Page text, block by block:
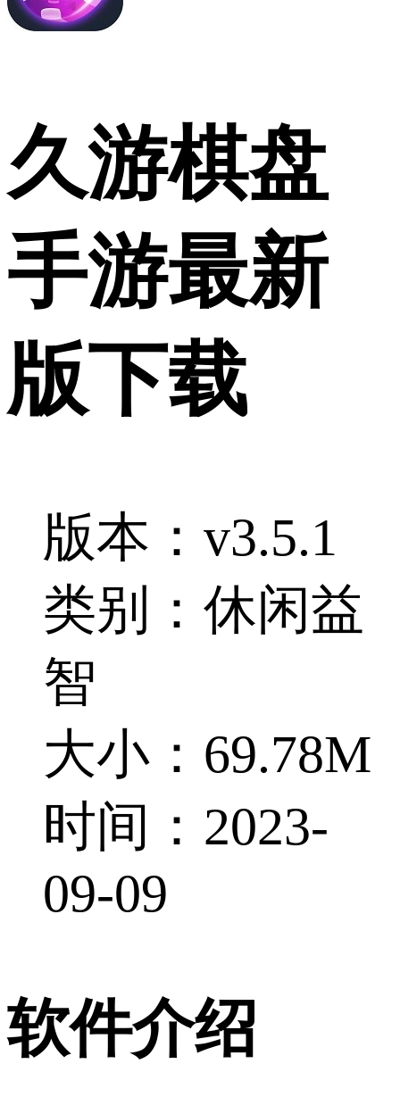
久游棋盘
手游最新
版下载
版本：v3.5.1
类别：休闲益
智
大小：69.78M
时间：2023-
09-09
软件介绍